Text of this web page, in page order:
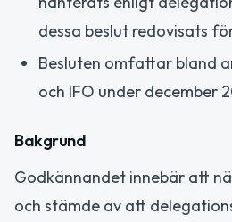
dessa beslut redovisats
Besluten omfattar bland
och IFO under december
Bakgrund
Godkännandet innebär att
och stämde av att